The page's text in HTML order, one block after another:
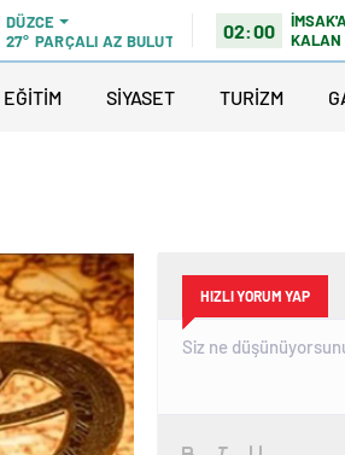
DÜZCE
27° PARÇALI AZ BULUTLU 02:00
İMSAK'A
KALAN
EĞİTİM SİYASET TURİZM
HIZLI YORUM YAP